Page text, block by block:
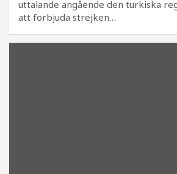
uttalande angående den turkiska
att förbjuda strejken…